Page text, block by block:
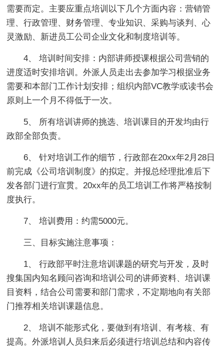
需要而定。主要应重点培训以下几个方面内容：营销管
理、行政管理、财务管理、专业知识、采购与谈判、心
灵激励、新进员工公司企业文化和制度培训等。
4、 培训时间安排：内部讲师授课根据公司营销的
进度适时安排培训。外派人员走出去参加学习根据业务
需要和本部门工作计划安排；组织内部VC教学或读书会
原则上一个月不得低于一次。
5、 所有培训讲师的挑选、培训课目的开发均由行
政部全部负责。
6、 针对培训工作的细节，行政部在20xx年2月28日
前完成《公司培训制度》的拟定。并报总经理批准后下
发各部门进行宣贯。20xx年的员工培训工作将严格按制
度执行。
7、 培训费用：约需5000元。
三、目标实施注意事项：
1、 行政部平时注意培训课题的研究与开发，及时
搜集国内知名顾问咨询和培训公司的讲师资料、培训课
目资料，结合公司需要和部门需求，不定期地向有关部
门推荐相关培训课题信息。
2、 培训不能形式化，要做到有培训、有考核、有
提高。外派培训人员归来后必须进行培训总结和内容传